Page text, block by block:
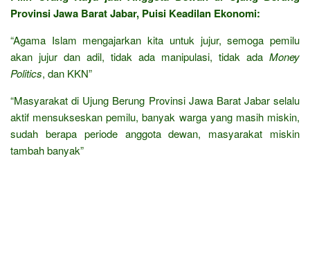
Provinsi Jawa Barat Jabar, Puisi Keadilan Ekonomi:
“Agama Islam mengajarkan kita untuk jujur, semoga pemilu
akan jujur dan adil, tidak ada manipulasi, tidak ada Money
Politics, dan KKN”
“Masyarakat di Ujung Berung Provinsi Jawa Barat Jabar selalu
aktif mensukseskan pemilu, banyak warga yang masih miskin,
sudah berapa periode anggota dewan, masyarakat miskin
tambah banyak”